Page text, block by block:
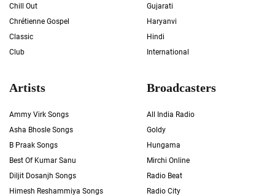
Chill Out
Chrétienne Gospel
Classic
Club
Gujarati
Haryanvi
Hindi
International
Artists
Ammy Virk Songs
Asha Bhosle Songs
B Praak Songs
Best Of Kumar Sanu
Diljit Dosanjh Songs
Himesh Reshammiya Songs
Broadcasters
All India Radio
Goldy
Hungama
Mirchi Online
Radio Beat
Radio City